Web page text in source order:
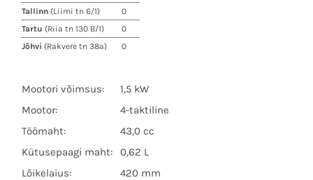
Tallinn (Liimi tn 6/1)
0
Tartu (Riia tn 130 B/1)
0
Jõhvi (Rakvere tn 38a) 0
Mootori võimsus:
1,5 kW
Mootor:
4-taktiline
Töömaht:
43,0 cc
Kütusepaagi maht:
0,62 L
Lõikelaius:
420 mm